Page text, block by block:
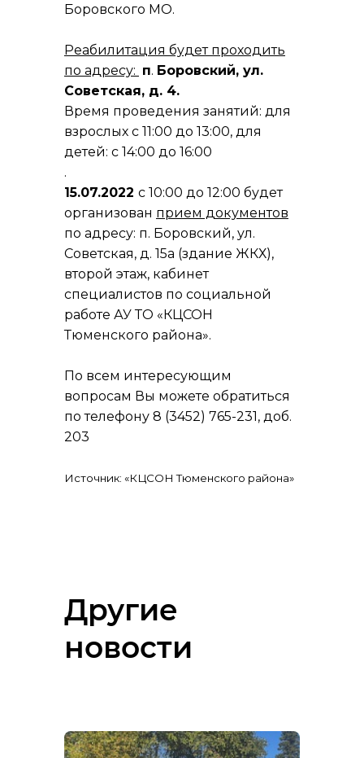
Боровского МО.
Реабилитация будет проходить
по адресу: п. Боровский, ул.
Советская, д. 4.
Время проведения занятий: для
взрослых с 11:00 до 13:00, для
детей: с 14:00 до 16:00
.
15.07.2022 с 10:00 до 12:00 будет
организован прием документов
по адресу: п. Боровский, ул.
Советская, д. 15а (здание ЖКХ),
второй этаж, кабинет
специалистов по социальной
работе АУ ТО «КЦСОН
Тюменского района».
По всем интересующим
вопросам Вы можете обратиться
по телефону 8 (3452) 765-231, доб.
203
Источник: «КЦСОН Тюменского района»
Другие
новости